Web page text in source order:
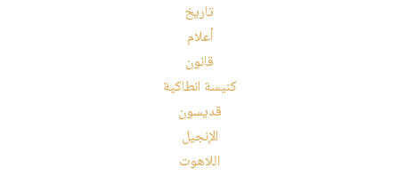
تاريخ
أعلام
قانون
كنيسة انطاكية
قديسون
الإنجيل
اللاهوت